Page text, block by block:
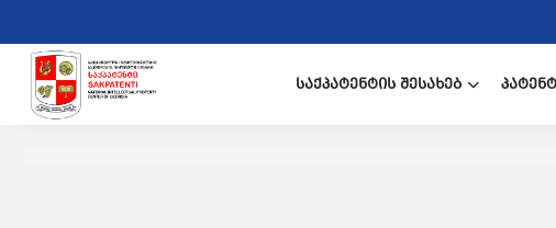
ᲡᲐᲥᲞᲐᲢᲔᲜᲢᲘᲡ ᲨᲔᲡᲐᲮᲔᲑ